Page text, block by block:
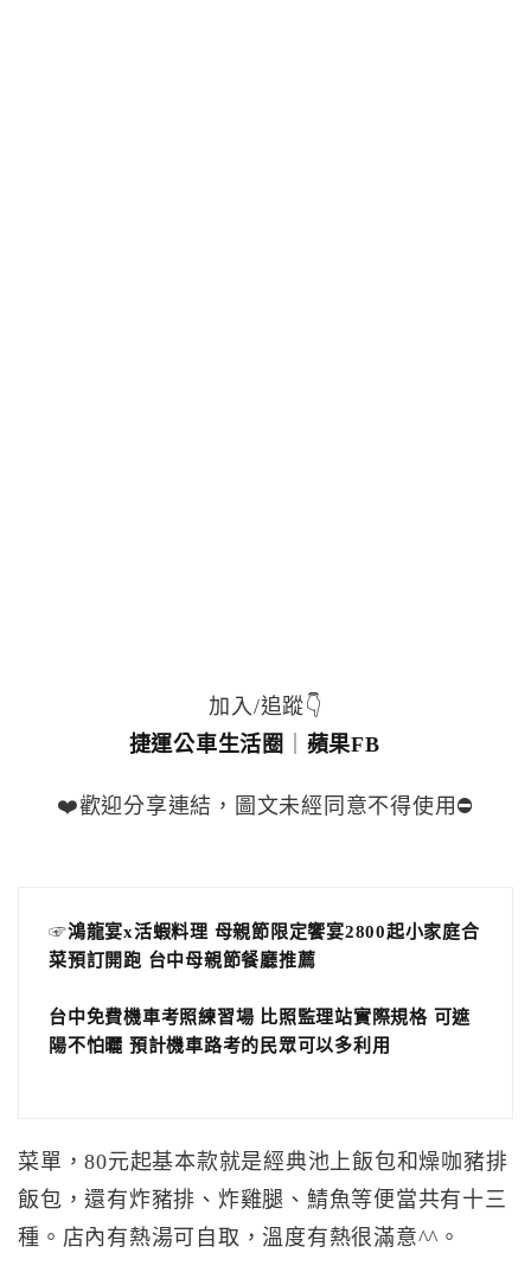
加入/追蹤👇
捷運公車生活圈
蘋果FB
❤️歡迎分享連結，圖文未經同意不得使用⛔️
☞鴻龍宴x活蝦料理 母親節限定饗宴2800起小家庭合
菜預訂開跑 台中母親節餐廳推薦
台中免費機車考照練習場 比照監理站實際規格 可遮
陽不怕曬 預計機車路考的民眾可以多利用
菜單，80元起基本款就是經典池上飯包和燥咖豬排
飯包，還有炸豬排、炸雞腿、鯖魚等便當共有十三
種。店內有熱湯可自取，溫度有熱很滿意^^。